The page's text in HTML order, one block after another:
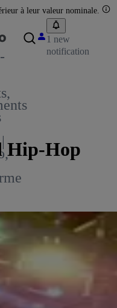
à leur valeur nominale.
1 new
notification
Hip-Hop